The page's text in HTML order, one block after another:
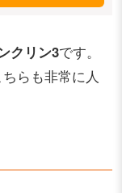
クリン3です。
らも非常に人